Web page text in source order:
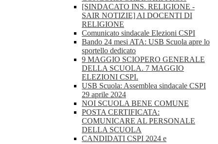
[SINDACATO INS. RELIGIONE -
SAIR NOTIZIE] AI DOCENTI DI
RELIGIONE
Comunicato sindacale Elezioni CSPI
Bando 24 mesi ATA: USB Scuola apre lo
sportello dedicato
9 MAGGIO SCIOPERO GENERALE
DELLA SCUOLA. 7 MAGGIO
ELEZIONI CSPI.
USB Scuola: Assemblea sindacale CSPI
29 aprile 2024
NOI SCUOLA BENE COMUNE
POSTA CERTIFICATA:
COMUNICARE AL PERSONALE
DELLA SCUOLA
CANDIDATI CSPI 2024 e